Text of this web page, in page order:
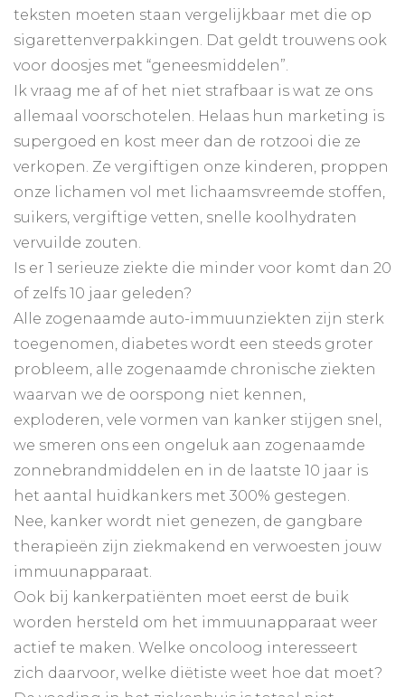
teksten moeten staan vergelijkbaar met die op
sigarettenverpakkingen. Dat geldt trouwens ook
voor doosjes met “geneesmiddelen”.
Ik vraag me af of het niet strafbaar is wat ze ons
allemaal voorschotelen. Helaas hun marketing is
supergoed en kost meer dan de rotzooi die ze
verkopen. Ze vergiftigen onze kinderen, proppen
onze lichamen vol met lichaamsvreemde stoffen,
suikers, vergiftige vetten, snelle koolhydraten
vervuilde zouten.
Is er 1 serieuze ziekte die minder voor komt dan 20
of zelfs 10 jaar geleden?
Alle zogenaamde auto-immuunziekten zijn sterk
toegenomen, diabetes wordt een steeds groter
probleem, alle zogenaamde chronische ziekten
waarvan we de oorspong niet kennen,
exploderen, vele vormen van kanker stijgen snel,
we smeren ons een ongeluk aan zogenaamde
zonnebrandmiddelen en in de laatste 10 jaar is
het aantal huidkankers met 300% gestegen.
Nee, kanker wordt niet genezen, de gangbare
therapieën zijn ziekmakend en verwoesten jouw
immuunapparaat.
Ook bij kankerpatiënten moet eerst de buik
worden hersteld om het immuunapparaat weer
actief te maken. Welke oncoloog interesseert
zich daarvoor, welke diëtiste weet hoe dat moet?